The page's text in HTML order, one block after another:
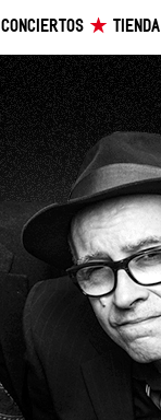
CONCIERTOS TIENDA